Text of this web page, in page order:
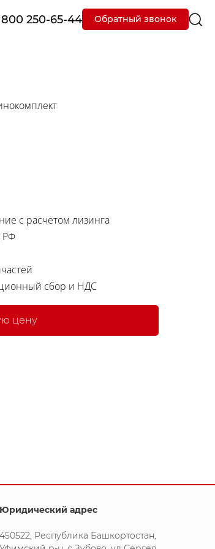
250-65-44 Обратный звонок
с расчетом лизинга
РФ
сбор и НДС
цену
Юридический адрес
450522, Республика Башкортостан,